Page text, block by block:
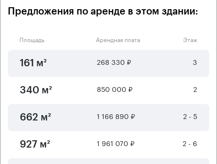
Предложения по аренде в этом здании:
Площадь Арендная плата Этаж
161 м² 268 330 ₽ 3
340 м² 850 000 ₽ 2
662 м² 1 166 890 ₽ 2 - 5
927 м² 1 961 070 ₽ 2 - 6